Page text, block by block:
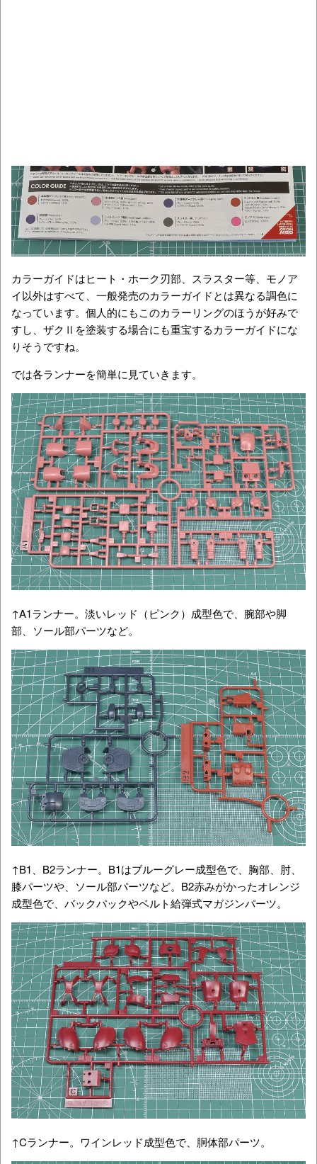
カラーガイドはヒート・ホーク刃部、スラスター等、モノア
イ以外はすべて、一般発売のカラーガイドとは異なる調色に
なっています。個人的にもこのカラーリングのほうが好みで
すし、ザクⅡを塗装する場合にも重宝するカラーガイドにな
りそうですね。
では各ランナーを簡単に見ていきます。
↑A1ランナー。淡いレッド（ピンク）成型色で、腕部や脚
部、ソール部パーツなど。
↑B1、B2ランナー。B1はブルーグレー成型色で、胸部、肘、
膝パーツや、ソール部パーツなど。B2赤みがかったオレンジ
成型色で、バックパックやベルト給弾式マガジンパーツ。
↑Cランナー。ワインレッド成型色で、胴体部パーツ。